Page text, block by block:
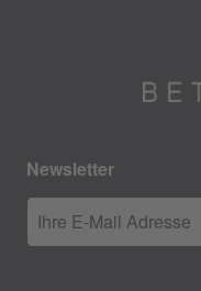
Newsletter
Ihre E-Mail Adresse